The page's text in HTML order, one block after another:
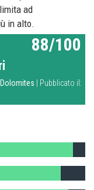
ad
in alto.
| Pubblicato il:
88/100